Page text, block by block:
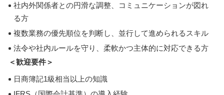
社内外関係者との円滑な調整、コミュニケーションが図れ
る方
複数業務の優先順位を判断し、並行して進められるスキル
法令や社内ルールを守り、柔軟かつ主体的に対応できる方
＜歓迎要件＞
日商簿記1級相当以上の知識